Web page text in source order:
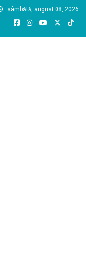
sâmbătă, august 08, 2026